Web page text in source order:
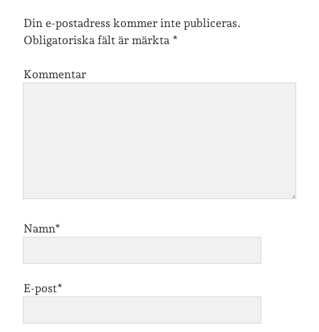
Din e-postadress kommer inte publiceras.
Obligatoriska fält är märkta *
Kommentar
Namn*
E-post*